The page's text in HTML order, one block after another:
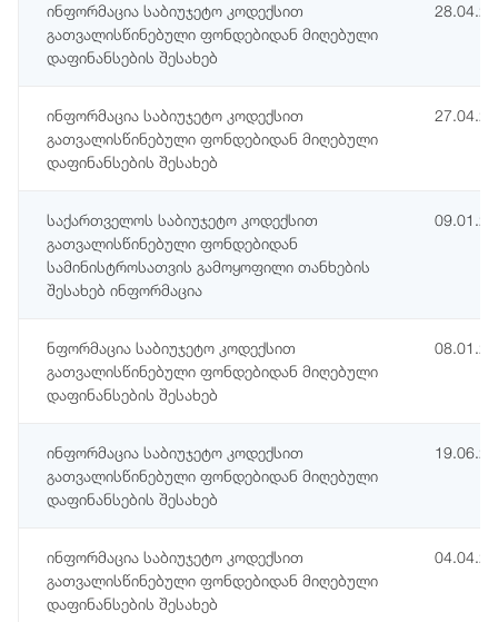
ინფორმაცია საბიუჯეტო კოდექსით
გათვალისწინებული ფონდებიდან მიღებული
დაფინანსების შესახებ
ინფორმაცია საბიუჯეტო კოდექსით
გათვალისწინებული ფონდებიდან მიღებული
დაფინანსების შესახებ
საქართველოს საბიუჯეტო კოდექსით
გათვალისწინებული ფონდებიდან
სამინისტროსათვის გამოყოფილი თანხების
შესახებ ინფორმაცია
ნფორმაცია საბიუჯეტო კოდექსით
გათვალისწინებული ფონდებიდან მიღებული
დაფინანსების შესახებ
ინფორმაცია საბიუჯეტო კოდექსით
გათვალისწინებული ფონდებიდან მიღებული
დაფინანსების შესახებ
ინფორმაცია საბიუჯეტო კოდექსით
გათვალისწინებული ფონდებიდან მიღებული
დაფინანსების შესახებ